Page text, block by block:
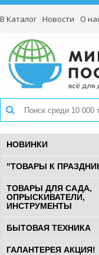
В Каталог Новости О
НОВИНКИ
"ТОВАРЫ К
ТОВАРЫ ДЛЯ САДА,
ОПРЫСКИВАТЕЛИ,
ИНСТРУМЕНТЫ
БЫТОВАЯ ТЕХНИКА
ГАЛАНТЕРЕЯ АКЦИЯ!